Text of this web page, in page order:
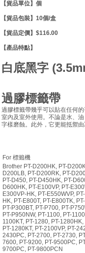
【貨品單位】個
【貨品包裝】10個/盒
【貨品定價】$116.00
【產品特點】
白底黑字
過膠標籤帶
過膠標籤帶幾乎可以貼在任何
室內及室外使用。不論是水、
字樣磨蝕。此外，它更能抵禦
For 標籤機
Brother PT-D200HK, PT-
D200LB, PT-D200RK, PT-
PT-D450, PT-D450HK, PT-
D600HK, PT-E100VP, PT-
E300VP-HK, PT-E550WVP,
HK, PT-E800T, PT-E800TK,
PT-P300BT, PT-P700, PT-
PT-P950NW, PT-1100, PT-
1100KT, PT-1280, PT-
PT-1280KT, PT-2100VP, PT-
2430PC, PT-2700, PT-2730,
7600, PT-9200, PT-9500PC,
9700PC, PT-9800PCN